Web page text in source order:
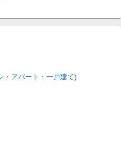
・アパート・一戸建て)